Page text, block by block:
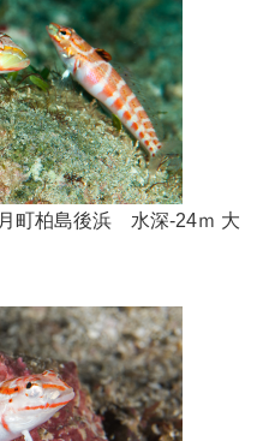
町柏島後浜 水深-24ｍ 大